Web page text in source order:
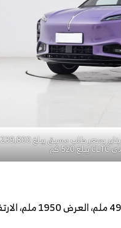
من المتوقع إطلاق Hongqi Tiangong 08 في 7 يناير بسعر طلب مسبق يبلغ 239,800